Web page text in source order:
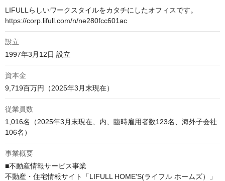
LIFULLらしいワークスタイルをカタチにしたオフィスです。
https://corp.lifull.com/n/ne280fcc601ac
設立
1997年3月12日 設立
資本金
9,719百万円（2025年3月末現在）
従業員数
1,016名（2025年3月末現在、内、臨時雇用者数123名、海外子会社
106名）
事業概要
■不動産情報サービス事業
不動産・住宅情報サイト「LIFULL HOME'S(ライフル ホームズ）」